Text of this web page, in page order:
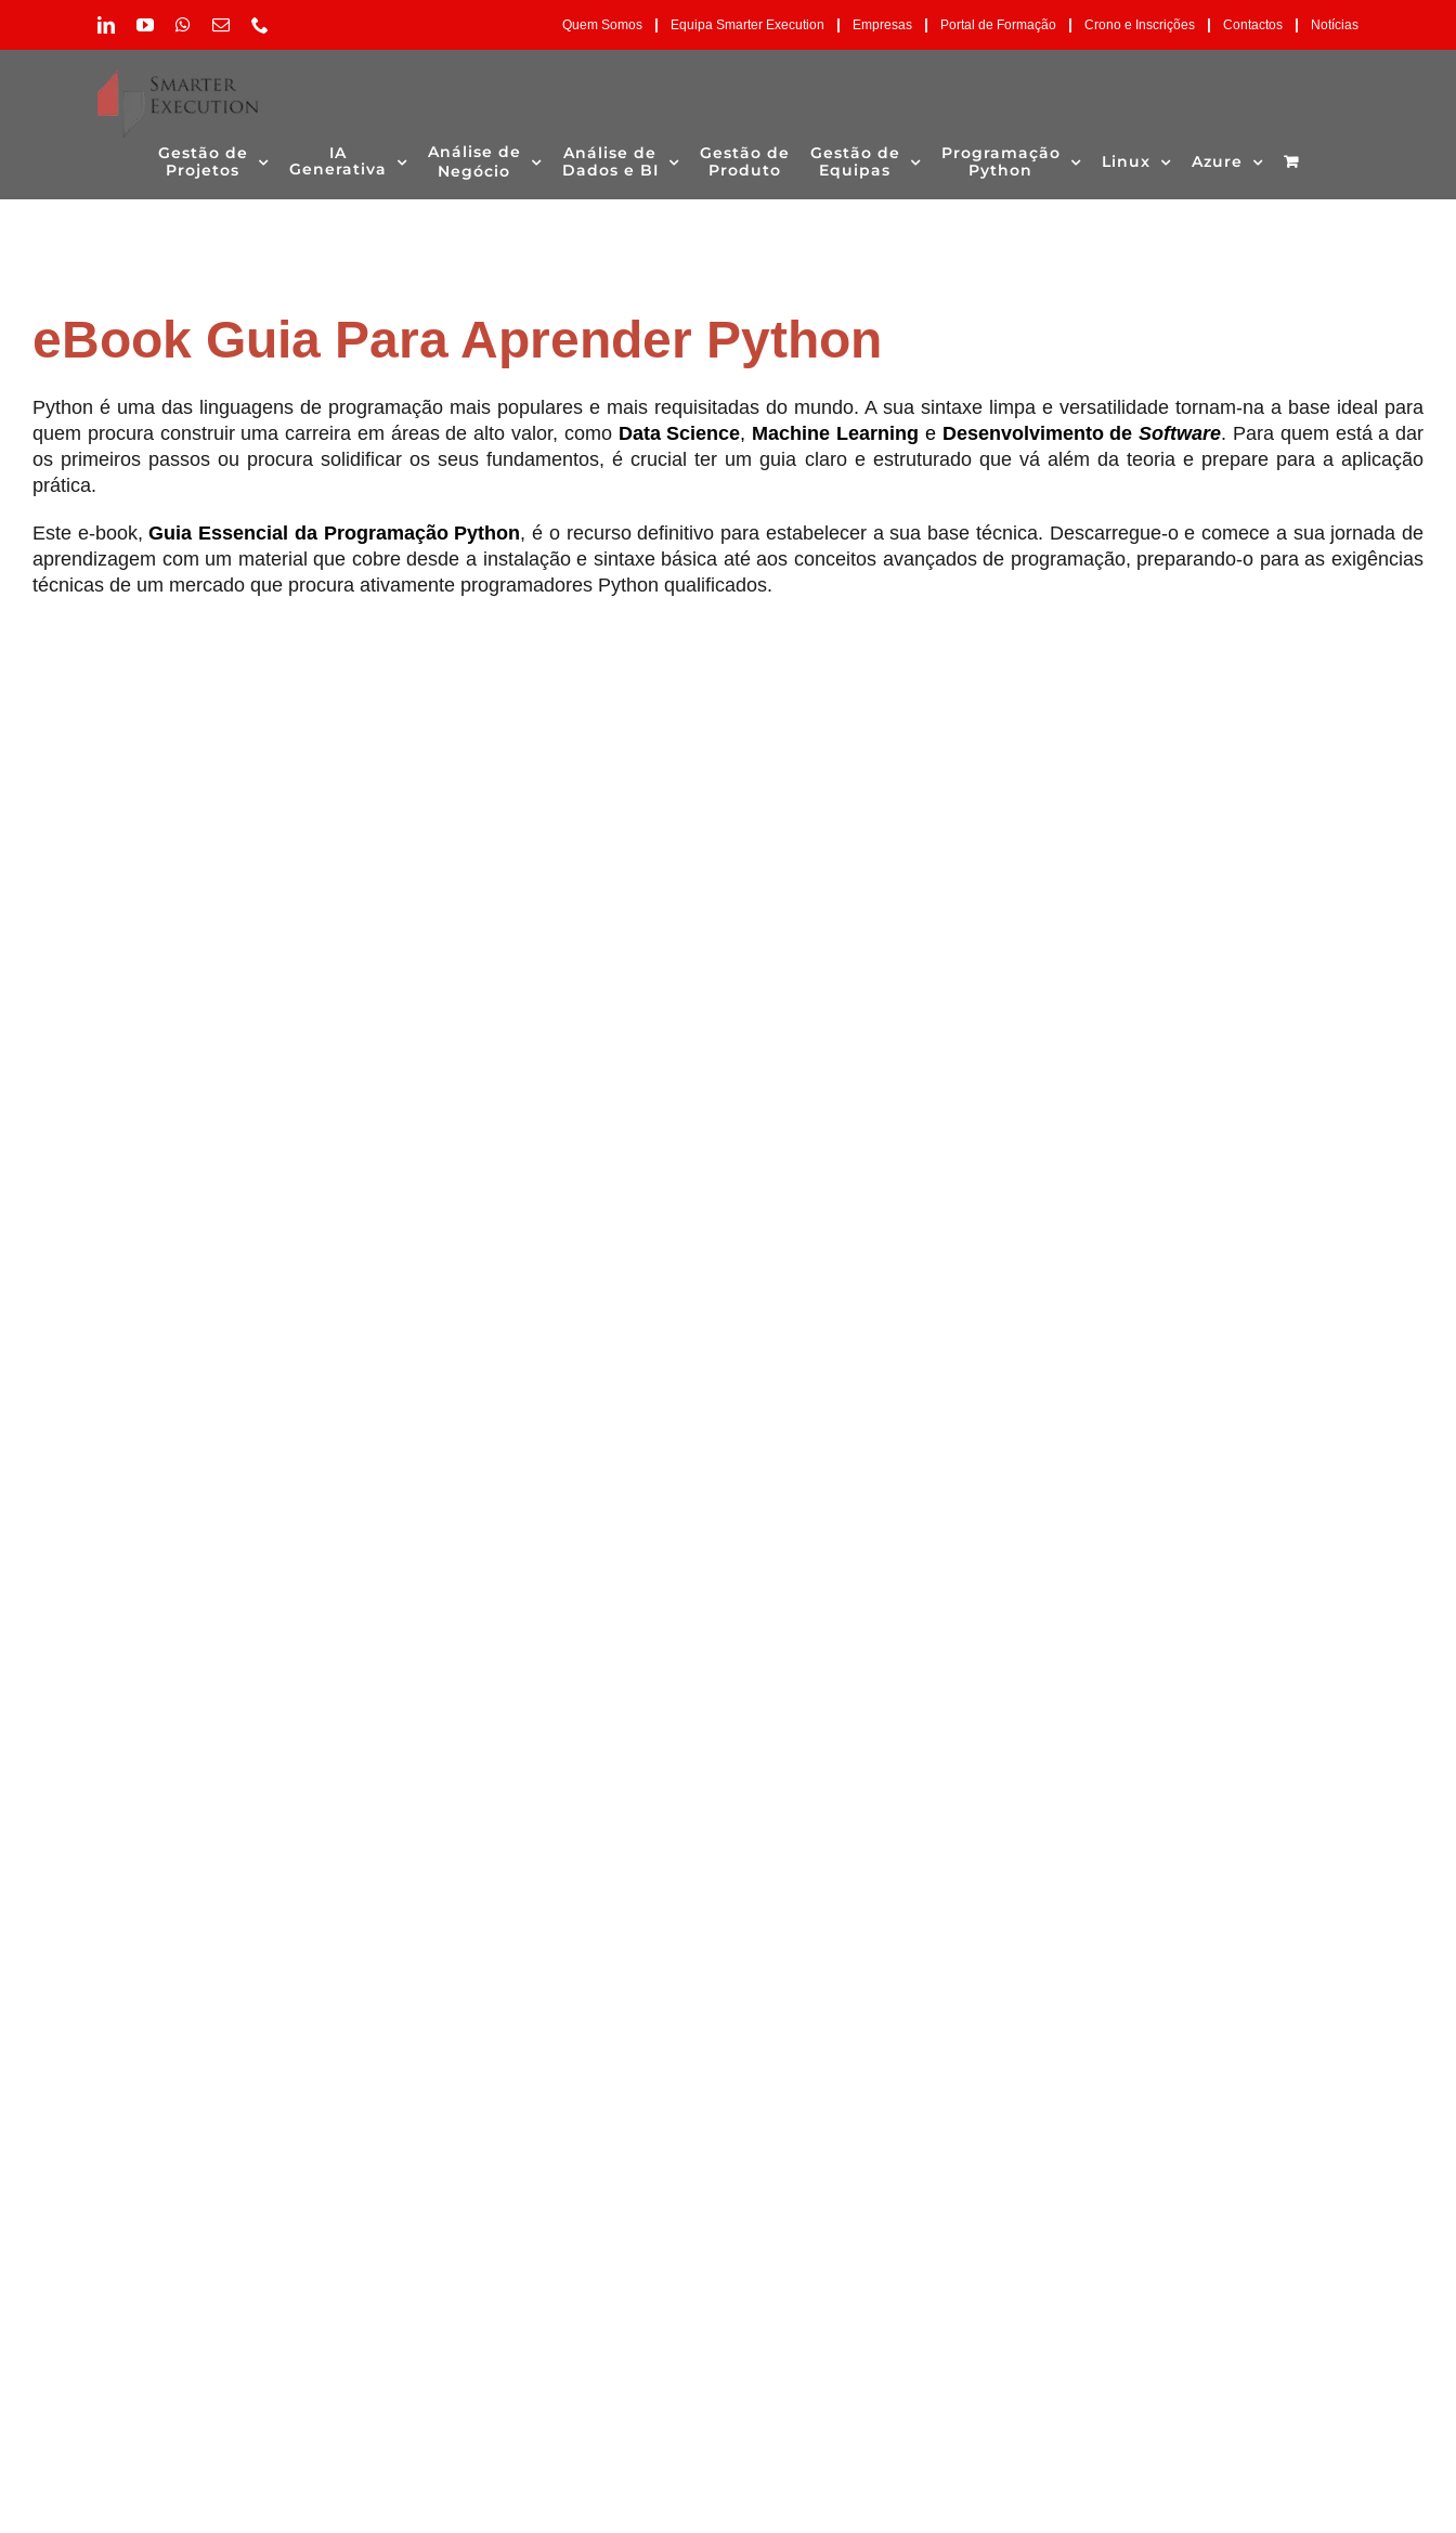
content
LinkedInYouTubeWhatsApp
Email
não
publicado)
Quem Somos | Equipa Smarter Execution | Empresas | Portal de Formação | Crono e Inscrições | Contactos | Notícias
Gestão de
Projetos
IA
Generativa
Análise de
Negócio
Análise de
Dados e BI
Gestão de
Produto
Gestão de
Equipas
Programação
Python
Linux Azure
eBook Guia Para Aprender Python
Python é uma das linguagens de programação mais populares e mais requisitadas do mundo. A sua sintaxe limpa e versatilidade tornam-na a base ideal para
quem procura construir uma carreira em áreas de alto valor, como Data Science, Machine Learning e Desenvolvimento deSoftware. Para quem está a dar
os primeiros passos ou procura solidificar os seus fundamentos, é crucial ter um guia claro e estruturado que vá além da teoria e prepare para a aplicação
prática.
Este e-book,Guia Essencial da Programação Python, é o recurso definitivo para estabelecer a sua base técnica. Descarregue-o e comece a sua jornada de
aprendizagem com um material que cobre desde a instalação e sintaxe básica até aos conceitos avançados de programação, preparando-o para as exigências
técnicas de um mercado que procura ativamente programadores Python qualificados.